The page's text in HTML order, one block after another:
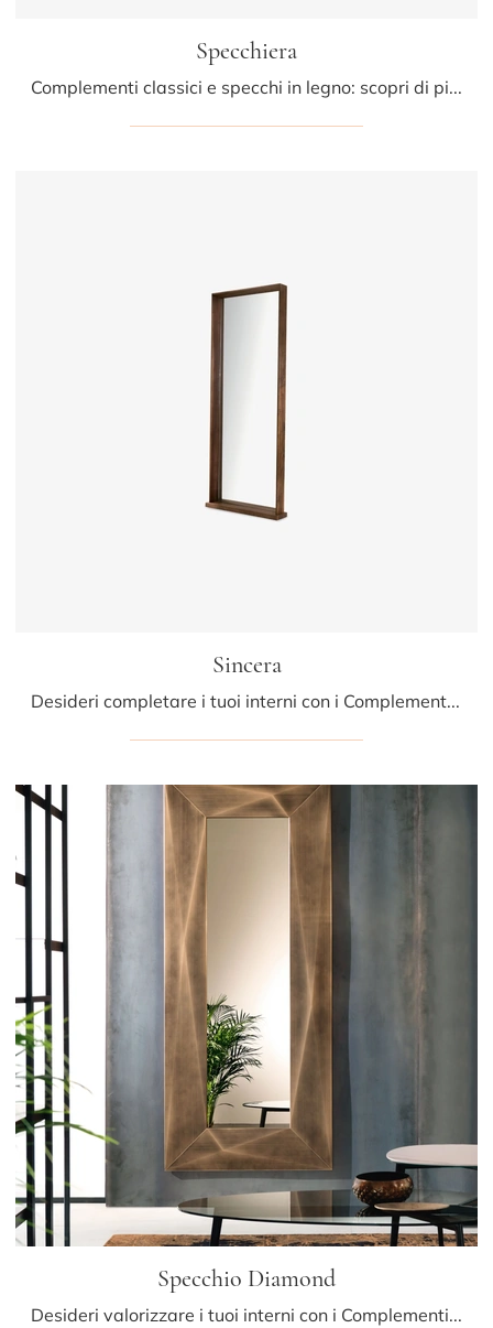
Specchiera
Complementi classici e specchi in legno: scopri di più sul modello Specchiera di Riva1920 e potrai valorizzare i tuoi locali.
Sincera
Desideri completare i tuoi interni con i Complementi Riva1920? Eccoti vari modelli di specchi in legno come Sincera.
Specchio Diamond
Desideri valorizzare i tuoi interni con i Complementi Riflessi? Ecco qui molteplici modelli di specchi in metallo come Specchio Diamond.